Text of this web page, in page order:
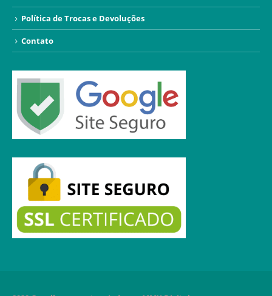
Política de Trocas e Devoluções
Contato